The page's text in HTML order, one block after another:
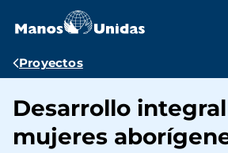
contenido
Ruta
navegación
Proyectos
Desarrollo
mujeres